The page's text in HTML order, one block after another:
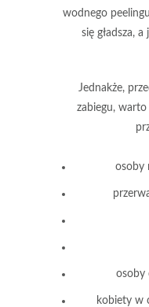
wodnego
się gładsza,
Jednakże,
zabiegu,
osoby
osoby
kobiety w